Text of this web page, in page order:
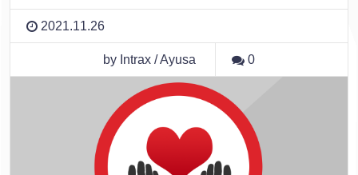
2021.11.26
by Intrax / Ayusa 0